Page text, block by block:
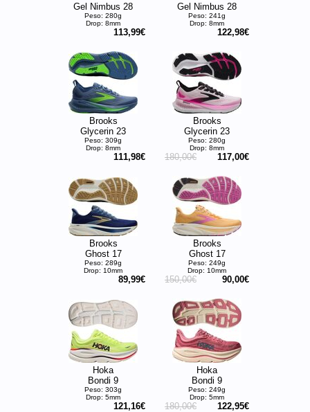
Gel Nimbus 28
Peso: 280g
Drop: 8mm
113,99€
Gel Nimbus 28
Peso: 241g
Drop: 8mm
122,98€
Brooks
Glycerin 23
Peso: 309g
Drop: 8mm
111,98€
Brooks
Glycerin 23
Peso: 280g
Drop: 8mm
180,00€ 117,00€
Brooks
Ghost 17
Peso: 289g
Drop: 10mm
89,99€
Brooks
Ghost 17
Peso: 249g
Drop: 10mm
150,00€ 90,00€
Hoka
Bondi 9
Peso: 303g
Drop: 5mm
121,16€
Hoka
Bondi 9
Peso: 249g
Drop: 5mm
180,00€ 122,95€